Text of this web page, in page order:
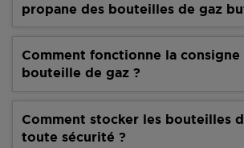
propane des bouteilles de gaz
Comment fonctionne la consigne
bouteille de gaz ?
Comment stocker les bouteilles
toute sécurité ?